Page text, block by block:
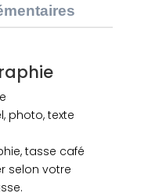
photo, texte
tasse café
selon votre